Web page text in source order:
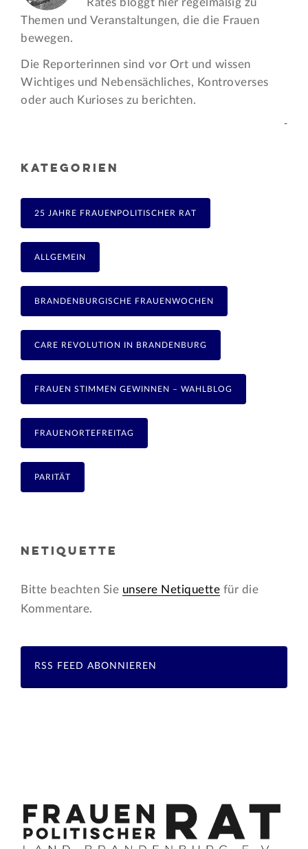
Rates bloggt hier regelmäßig zu
Themen und Veran­staltungen, die die Frauen
bewegen.
Die Reporterinnen sind vor Ort und wissen
Wichtiges und Nebensächliches, Kontroverses
oder auch Kurioses zu berichten.
-
KATEGORIEN
25 JAHRE FRAUENPOLITISCHER RAT
ALLGEMEIN
BRANDENBURGISCHE FRAUENWOCHEN
CARE REVOLUTION IN BRANDENBURG
FRAUEN STIMMEN GEWINNEN – WAHLBLOG
FRAUENORTEFREITAG
PARITÄT
NETIQUETTE
Bitte beachten Sie unsere Netiquette für die
Kommentare.
RSS FEED ABONNIEREN